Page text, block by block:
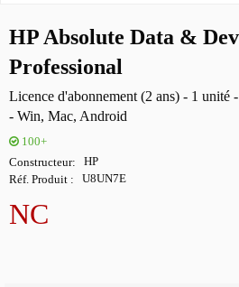
HP Absolute Data &
Professional
Licence d'abonnement (2 ans) - 1 unité
- Win, Mac, Android
100+
Constructeur HP
Réf. Produit U8UN7E
NC